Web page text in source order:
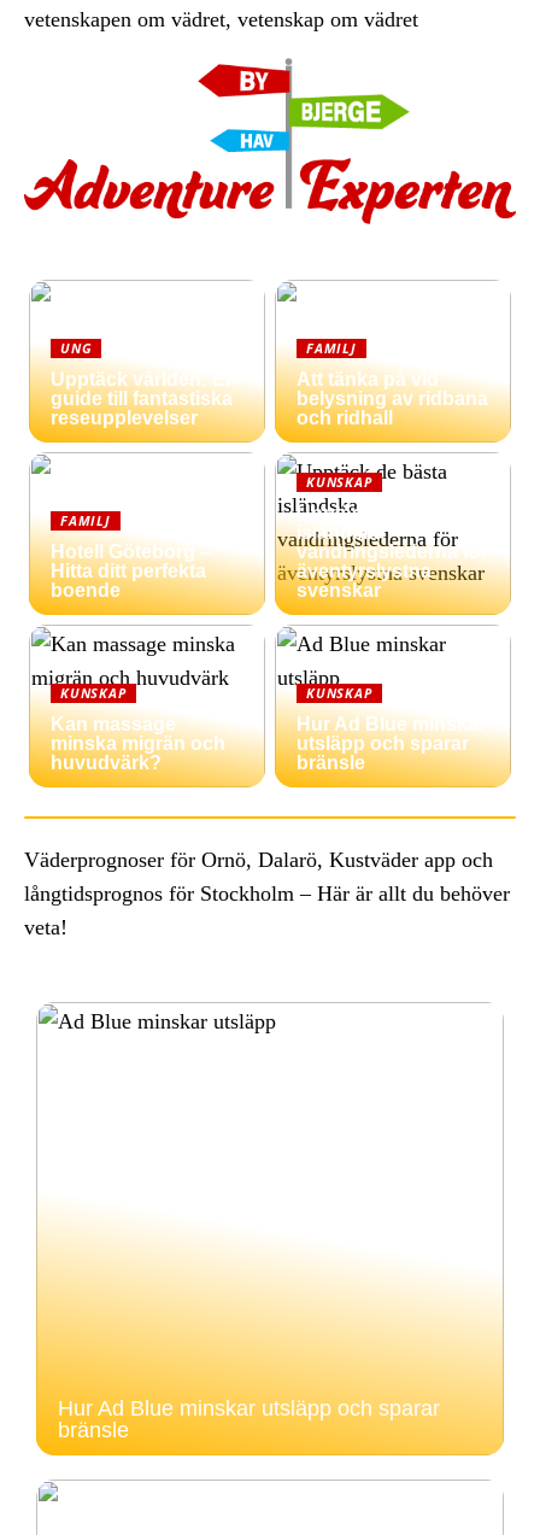
vetenskapen om vädret, vetenskap om vädret
UNG
Upptäck världen: En
guide till fantastiska
reseupplevelser
FAMILJ
Att tänka på vid
belysning av ridbana
och ridhall
FAMILJ
Hotell Göteborg –
Hitta ditt perfekta
boende
KUNSKAP
Upptäck de bästa
isländska
vandringslederna för
äventyrslystna
svenskar
KUNSKAP
Kan massage
minska migrän och
huvudvärk?
KUNSKAP
Hur Ad Blue minskar
utsläpp och sparar
bränsle
Väderprognoser för Ornö, Dalarö, Kustväder app och
långtidsprognos för Stockholm – Här är allt du behöver
veta!
Hur Ad Blue minskar utsläpp och sparar
bränsle